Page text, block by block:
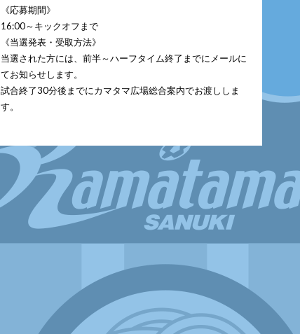
《応募期間》
16:00～キックオフまで
《当選発表・受取方法》
当選された方には、前半～ハーフタイム終了までにメールに
てお知らせします。
試合終了30分後までにカマタマ広場総合案内でお渡ししま
す。